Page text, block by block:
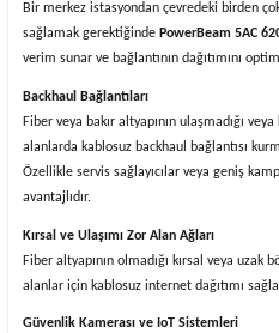
Bir merkez istasyondan çevredeki birden
sağlamak gerektiğinde PowerBeam 5AC
verim sunar ve bağlantının dağıtımını
Backhaul Bağlantıları
Fiber veya bakır altyapının ulaşmadığı
alanlarda kablosuz backhaul bağlantısı
Özellikle servis sağlayıcılar veya geniş
avantajlıdır.
Kırsal ve Ulaşımı Zor Alan Ağları
Fiber altyapının olmadığı kırsal veya
alanlar için kablosuz internet dağıtımı
Güvenlik Kamerası ve IoT Sistemleri